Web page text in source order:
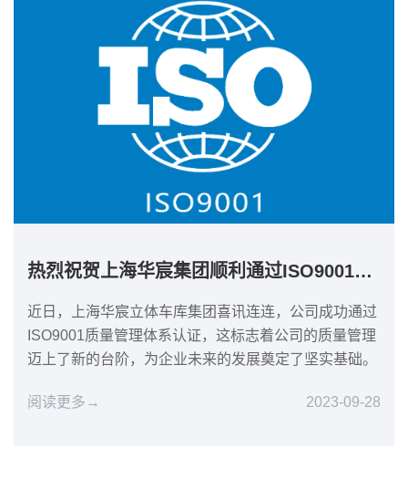
热烈祝贺上海华宸集团顺利通过ISO9001质...
近日，上海华宸立体车库集团喜讯连连，公司成功通过
ISO9001质量管理体系认证，这标志着公司的质量管理
迈上了新的台阶，为企业未来的发展奠定了坚实基础。
阅读更多→ 2023-09-28